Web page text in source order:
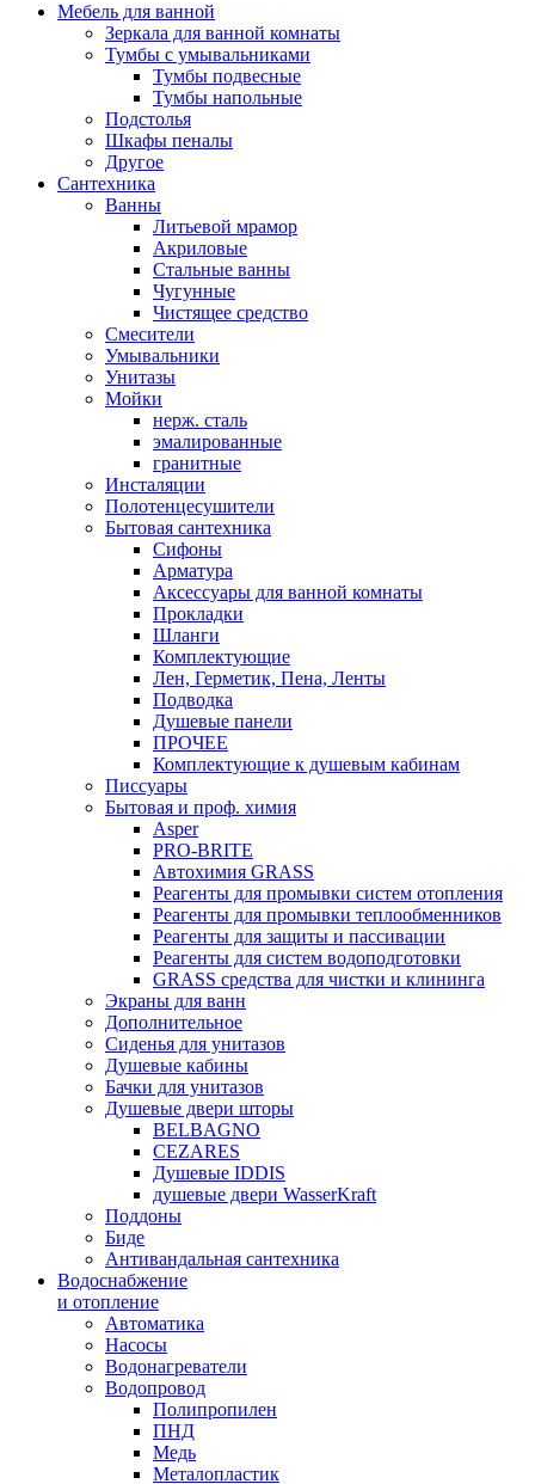
Мебель для ванной
Зеркала для ванной комнаты
Тумбы с умывальниками
Тумбы подвесные
Тумбы напольные
Подстолья
Шкафы пеналы
Другое
Сантехника
Ванны
Литьевой мрамор
Акриловые
Стальные ванны
Чугунные
Чистящее средство
Смесители
Умывальники
Унитазы
Мойки
нерж. сталь
эмалированные
гранитные
Инсталяции
Полотенцесушители
Бытовая сантехника
Сифоны
Арматура
Аксессуары для ванной комнаты
Прокладки
Шланги
Комплектующие
Лен, Герметик, Пена, Ленты
Подводка
Душевые панели
ПРОЧЕЕ
Комплектующие к душевым кабинам
Писсуары
Бытовая и проф. химия
Asper
PRO-BRITE
Автохимия GRASS
Реагенты для промывки систем отопления
Реагенты для промывки теплообменников
Реагенты для защиты и пассивации
Реагенты для систем водоподготовки
GRASS средства для чистки и клининга
Экраны для ванн
Дополнительное
Сиденья для унитазов
Душевые кабины
Бачки для унитазов
Душевые двери шторы
BELBAGNO
CEZARES
Душевые IDDIS
душевые двери WasserKraft
Поддоны
Биде
Антивандальная сантехника
Водоснабжение
и отопление
Автоматика
Насосы
Водонагреватели
Водопровод
Полипропилен
ПНД
Медь
Металопластик